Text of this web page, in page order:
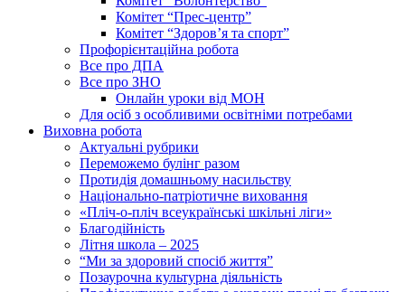
Комітет “Прес-центр”
Комітет “Здоров’я та спорт”
Профорієнтаційна робота
Все про ДПА
Все про ЗНО
Онлайн уроки від МОН
Для осіб з особливими освітніми потребами
Виховна робота
Актуальні рубрики
Переможемо булінг разом
Протидія домашньому насильству
Національно-патріотичне виховання
«Пліч-о-пліч всеукраїнські шкільні ліги»
Благодійність
Літня школа – 2025
“Ми за здоровий спосіб життя”
Позаурочна культурна діяльність